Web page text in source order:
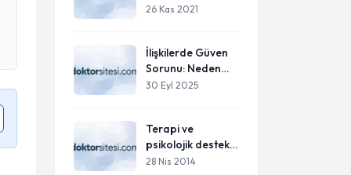
Borderline Aşk
26 Kas 2021
İlişkilerde Güven
Sorunu: Neden
Oluşur ve Güveni
30 Eyl 2025
Terapi ve
psikolojik destek
uygulamalarının
28 Nis 2014